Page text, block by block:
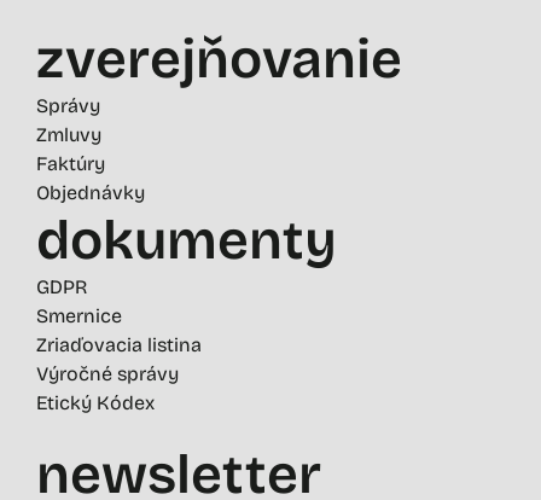
zverejňovanie
Správy
Zmluvy
Faktúry
Objednávky
dokumenty
GDPR
Smernice
Zriaďovacia listina
Výročné správy
Etický Kódex
newsletter